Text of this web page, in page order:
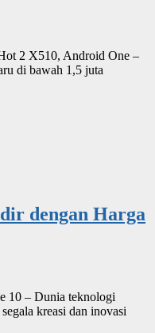
2 X510, Android One –
di bawah 1,5 juta
dengan Harga
10 – Dunia teknologi
kreasi dan inovasi